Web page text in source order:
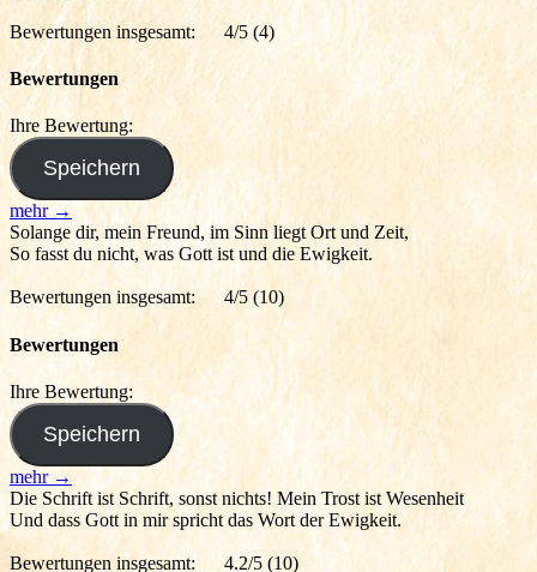
Bewertungen insgesamt: 4/5 (4)
Bewertungen
Ihre Bewertung:
mehr →
Solange dir, mein Freund, im Sinn liegt Ort und Zeit,
So fasst du nicht, was Gott ist und die Ewigkeit.
Bewertungen insgesamt: 4/5 (10)
Bewertungen
Ihre Bewertung:
mehr →
Die Schrift ist Schrift, sonst nichts! Mein Trost ist Wesenheit
Und dass Gott in mir spricht das Wort der Ewigkeit.
Bewertungen insgesamt: 4.2/5 (10)